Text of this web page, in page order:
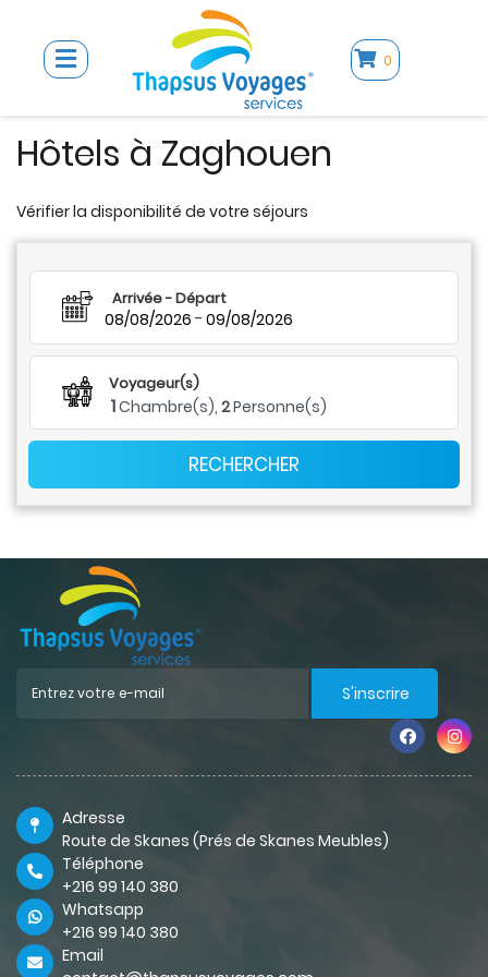
0
Hôtels à Zaghouen
Vérifier la disponibilité de votre séjours
Arrivée - Départ
08/08/2026 - 09/08/2026
Voyageur(s)
1Chambre(s), 2Personne(s)
RECHERCHER
S'inscrire
Adresse
Route de Skanes (Prés de Skanes Meubles)
Téléphone
+216 99 140 380
Whatsapp
+216 99 140 380
Email